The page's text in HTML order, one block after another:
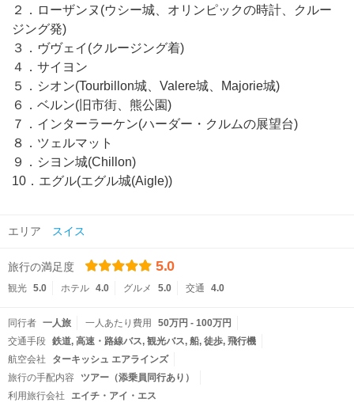
２．ローザンヌ(ウシー城、オリンピックの時計、クルー
ジング発)
３．ヴヴェイ(クルージング着)
４．サイヨン
５．シオン(Tourbillon城、Valere城、Majorie城)
６．ベルン(旧市街、熊公園)
７．インターラーケン(ハーダー・クルムの展望台)
８．ツェルマット
９．シヨン城(Chillon)
10．エグル(エグル城(Aigle))
エリア スイス
旅行の満足度 5.0
観光 5.0 ホテル 4.0 グルメ 5.0 交通 4.0
同行者 一人旅 一人あたり費用
50万円 - 100万円
交通手段 鉄道 高速・路線バス 観光バス 船 徒歩 飛行機
航空会社
ターキッシュ エアラインズ
旅行の手配内容
ツアー（添乗員同行あり）
利用旅行会社
エイチ・アイ・エス